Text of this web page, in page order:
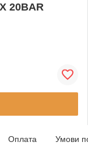
20BAR
Оплата Умови